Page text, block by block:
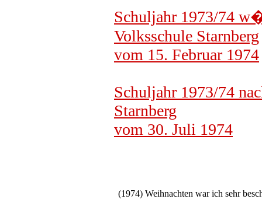
Schuljahr 1973/74
Volksschule Starnberg
vom 15. Februar 1974
Schuljahr 1973/74
Starnberg
vom 30. Juli 1974
(1974) Weihnachten war ich sehr